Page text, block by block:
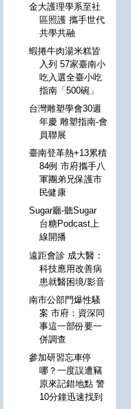
金大護理學系至社
區照護 攜手世代
共學共融
蝦捲牛肉湯米糕皆
入列 57家臺南小
吃入選全臺小吃
指南「500碗」
台灣雕塑學會30週
年慶 雕塑指南-會
員聯展
臺南登革熱+13累積
84例 市府攜手八
軍團弟兄保護市
民健康
Sugar廳-聽Sugar
台糖Podcast上
線開播
遠距會診 成大醫：
科技應用改善病
患就醫困境/影音
南市公部門爆性騷
案 市府：資深同
事這一部份要一
併調查
參加研習忘車停
哪？一度誤遭竊
原來記錯地點 警
10分鐘迅速找到